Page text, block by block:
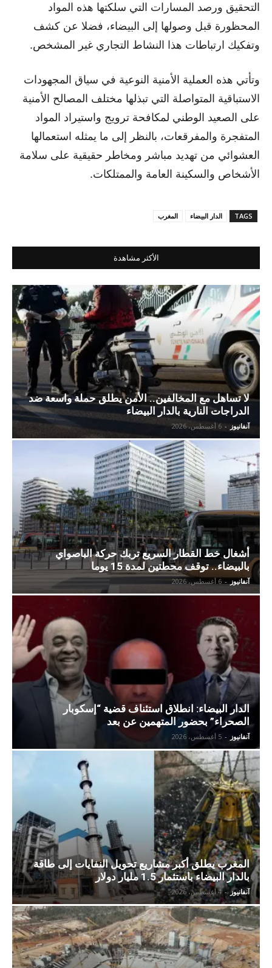
التحقيق ورصد المسارات التي سلكتها هذه المواد
المحظورة قبل وصولها إلى البيضاء، فضلا عن كشف
وتفكيك ارتباطات هذا النشاط التجاري غير المشخص.
وتأتي هذه العملية الأمنية النوعية في سياق المجهودات
الاستباقية المتواصلة التي تبذلها مختلف المصالح الأمنية
على الصعيد الوطني لمكافحة ترويج واستيراد المواد
المتفجرة والمفرقعات، بالنظر إلى ما يمثله استعمالها
العشوائي من تهديد مباشر ومخاطر حقيقية على سلامة
الأشخاص والسكينة العامة والممتلكات.
TAGS الدار البيضاء المغرب
الأكثر مشاهدة
لا تساهل مع المخالفين.. الأمن يطلق حملة واسعة ضد
الدراجات النارية بالدار البيضاء
آنفانيوز - 6 أغسطس، 2026
أشغال خط القطار السريع تربك حركة الباصواي
بالبيضاء.. توقف محطتين لمدة 15 يوما
آنفانيوز - 6 أغسطس، 2026
الدار البيضاء: انطلاق استئناف قضية “إسكوبار
الصحراء” بحضور المتهمين عن بعد
آنفانيوز - 5 أغسطس، 2026
المغرب يطلق أكبر مشاريع تحويل النفايات إلى طاقة
بالدار البيضاء باستثمار 1.5 مليار دولار
آنفانيوز - 4 أغسطس، 2026